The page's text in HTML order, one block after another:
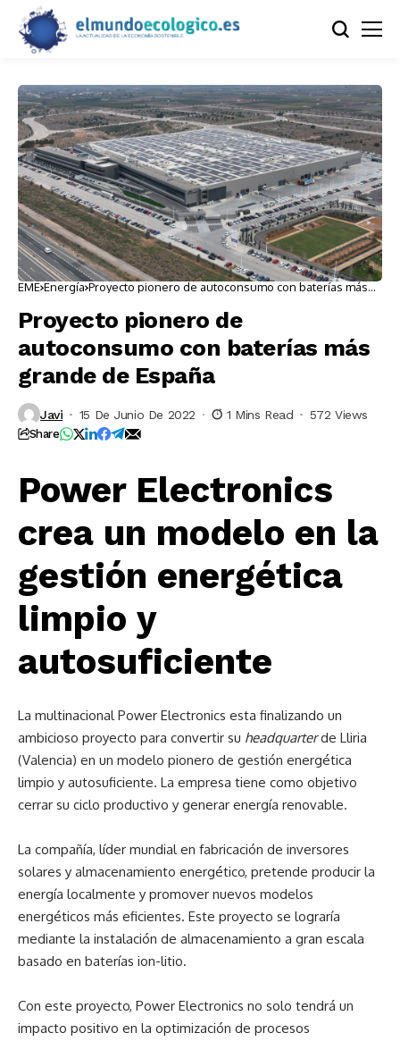
EME Energía Proyecto pionero de autoconsumo con baterías más
Proyecto pionero de
autoconsumo con baterías más
grande de España
Javi 15 De Junio De 2022 1 Mins Read 572 Views
Share
Power Electronics
crea un modelo en la
gestión energética
limpio y
autosuficiente
La multinacional Power Electronics esta finalizando un
ambicioso proyecto para convertir su headquarterde Lliria
(Valencia) en un modelo pionero de gestión energética
limpio y autosuficiente. La empresa tiene como objetivo
cerrar su ciclo productivo y generar energía renovable.
La compañía, líder mundial en fabricación de inversores
solares y almacenamiento energético, pretende producir la
energía localmente y promover nuevos modelos
energéticos más eficientes. Este proyecto se lograría
mediante la instalación de almacenamiento a gran escala
basado en baterías ion-litio.
Con este proyecto, Power Electronics no solo tendrá un
impacto positivo en la optimización de procesos